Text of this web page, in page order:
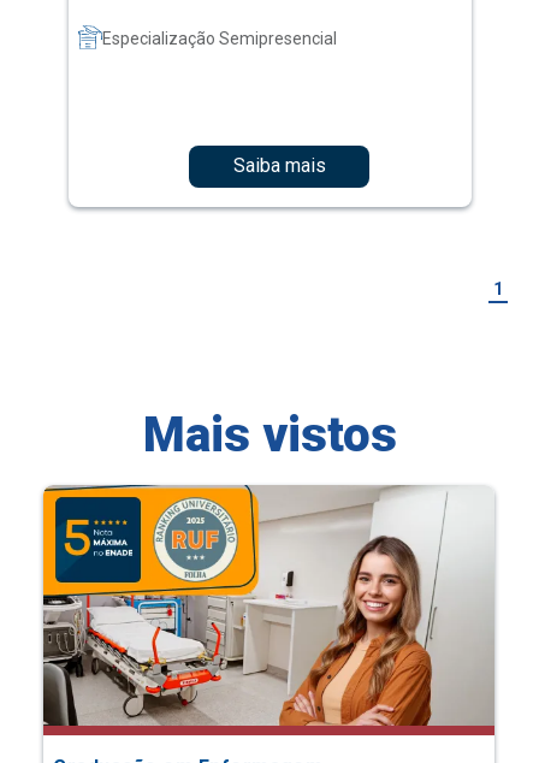
Especialização Semipresencial
Saiba mais
1
Mais vistos